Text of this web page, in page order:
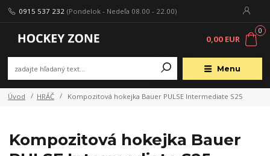
Menu
0915 537 232 (Pondelok - Nedeľa 08.00 - 22.00)
0
0,00 EUR
Úvod HRÁČ Kompozitová hokejka Bauer PULSE Intermediate S25
Kompozitová hokejka Bauer